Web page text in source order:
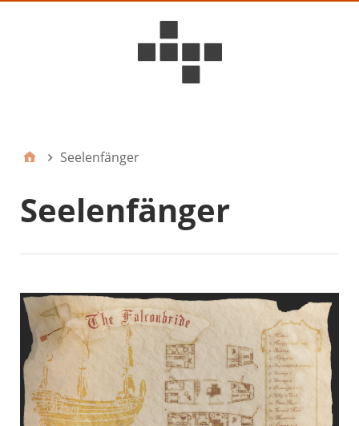
Seelenfänger
Seelenfänger